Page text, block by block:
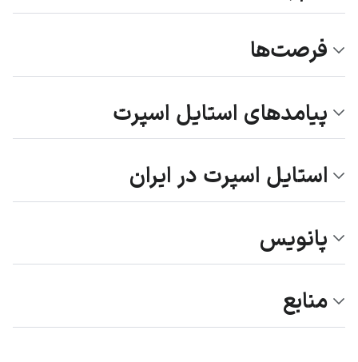
فرصت‌ها
پیامدهای استایل اسپرت
استایل اسپرت در ایران
پانویس
منابع